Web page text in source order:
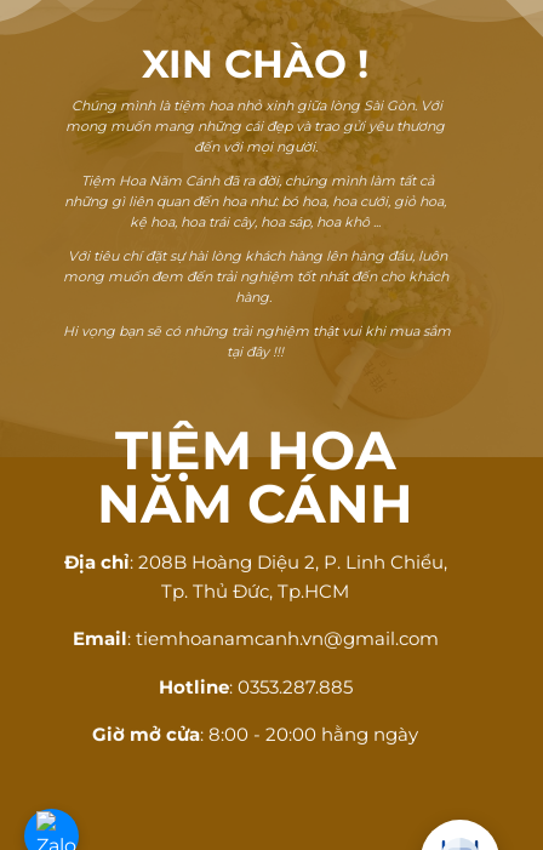
XIN CHÀO!
Chúng mình là tiệm hoa nhỏ xinh giữa lòng Sài Gòn. Với
mong muốn mang những cái đẹp và trao gửi yêu thương
đến với mọi người.
Tiệm Hoa Năm Cánh đã ra đời, chúng mình làm tất cả
những gì liên quan đến hoa như: bó hoa, hoa cưới, giỏ hoa,
kệ hoa, hoa trái cây, hoa sáp, hoa khô ...
Với tiêu chí đặt sự hài lòng khách hàng lên hàng đầu, luôn
mong muốn đem đến trải nghiệm tốt nhất đến cho khách
hàng.
Hi vọng bạn sẽ có những trải nghiệm thật vui khi mua sắm
tại đây !!!
TIỆM HOA
NĂM CÁNH
Địa chỉ: 208B Hoàng Diệu 2, P. Linh Chiểu,
Tp. Thủ Đức, Tp.HCM
Email: tiemhoanamcanh.vn@gmail.com
Hotline: 0353.287.885
Giờ mở cửa: 8:00 - 20:00 hằng ngày